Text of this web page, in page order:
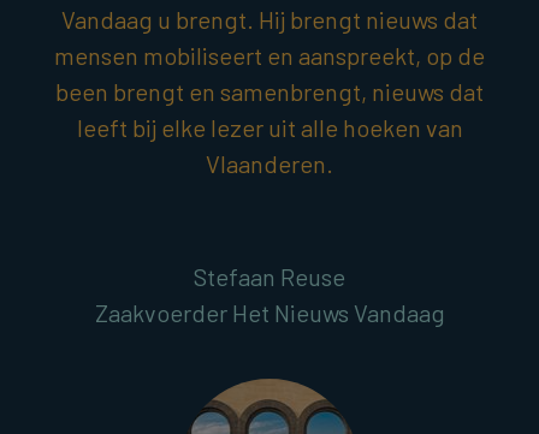
Vandaag u brengt. Hij brengt nieuws dat
mensen mobiliseert en aanspreekt, op de
been brengt en samenbrengt, nieuws dat
leeft bij elke lezer uit alle hoeken van
Vlaanderen.
Stefaan Reuse
Zaakvoerder Het Nieuws Vandaag